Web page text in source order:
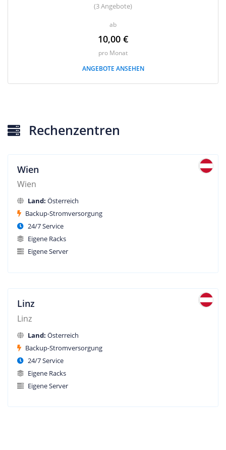
(3 Angebote)
ab
10,00 €
pro Monat
ANGEBOTE ANSEHEN
Rechenzentren
Wien
Wien
Land: Österreich
Backup-Stromversorgung
24/7 Service
Eigene Racks
Eigene Server
Linz
Linz
Land: Österreich
Backup-Stromversorgung
24/7 Service
Eigene Racks
Eigene Server